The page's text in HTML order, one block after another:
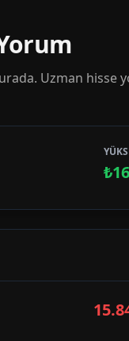
Uzman